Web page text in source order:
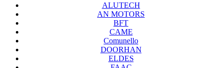
ALUTECH
AN MOTORS
BFT
CAME
Comunello
DOORHAN
ELDES